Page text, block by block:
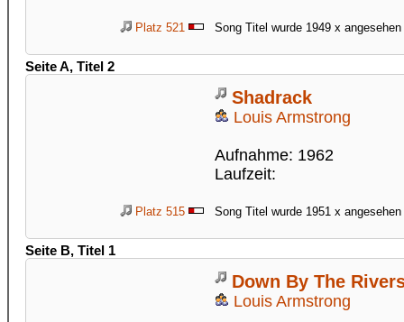
Platz 521 Song Titel wurde 1949 x angesehen
Seite A, Titel 2
Shadrack
Louis Armstrong
Aufnahme: 1962
Laufzeit:
Platz 515 Song Titel wurde 1951 x angesehen
Seite B, Titel 1
Down By The
Louis Armstrong